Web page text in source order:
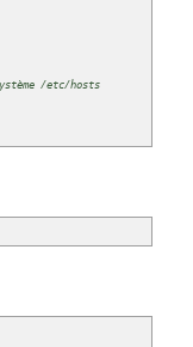
/etc/hosts